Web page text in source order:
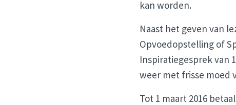
kan worden.
Naast het geven van
Opvoedopstelling of
Inspiratiegesprek van
weer met frisse moed
Tot 1 maart 2016